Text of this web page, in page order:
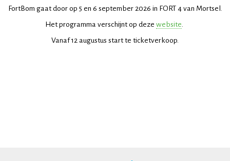
FortBom gaat door op 5 en 6 september 2026 in FORT 4 van Mortsel.
Het programma verschijnt op deze website.
Vanaf 12 augustus start te ticketverkoop.